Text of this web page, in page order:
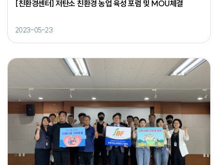
[친환경센터] 저탄소 친환경 농업 육성 포럼 및 MOU체결
2023-05-23